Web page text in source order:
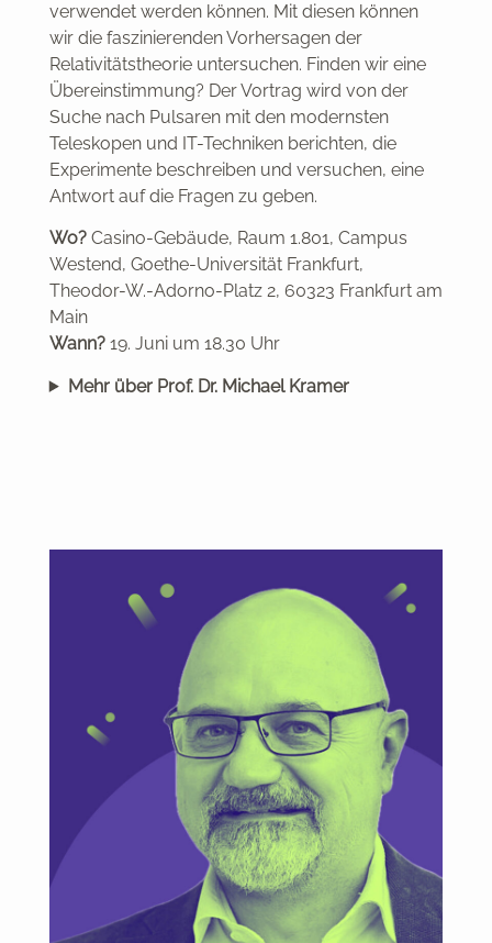
verwendet werden können. Mit diesen können
wir die faszinierenden Vorhersagen der
Relativitätstheorie untersuchen. Finden wir eine
Übereinstimmung? Der Vortrag wird von der
Suche nach Pulsaren mit den modernsten
Teleskopen und IT-Techniken berichten, die
Experimente beschreiben und versuchen, eine
Antwort auf die Fragen zu geben.
Wo? Casino-Gebäude, Raum 1.801, Campus
Westend, Goethe-Universität Frankfurt,
Theodor-W.-Adorno-Platz 2, 60323 Frankfurt am
Main
Wann?19. Juni um 18.30 Uhr
Mehr über Prof. Dr. Michael Kramer